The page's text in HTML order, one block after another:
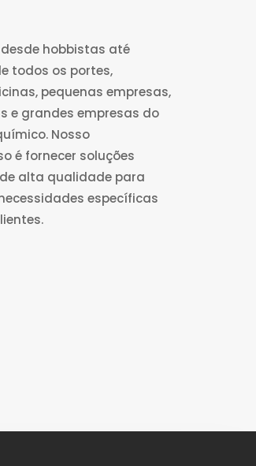
hobbistas até
todos os portes,
pequenas empresas,
e grandes empresas do
Nosso
é fornecer soluções
alta qualidade para
específicas